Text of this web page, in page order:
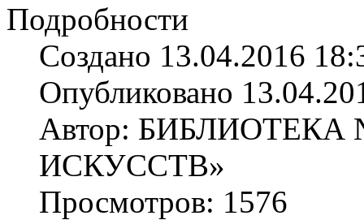
Подробности
Создано 13.04.2016
Опубликовано
Автор:
ИСКУССТВ»
Просмотров: 1576